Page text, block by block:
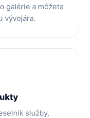
galérie a môžete
vývojára.
služby,